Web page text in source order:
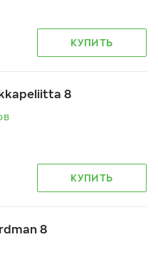
КУПИТЬ
8
КУПИТЬ
8